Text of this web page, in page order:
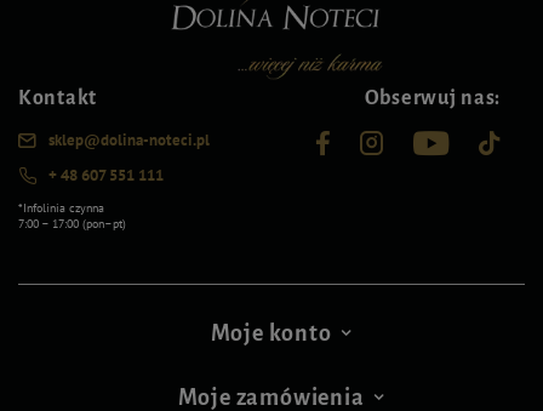
Kontakt
sklep@dolina-noteci.pl
+ 48 607 551 111
*Infolinia czynna
7:00 – 17:00 (pon–pt)
Obserwuj nas:
Moje konto
Moje zamówienia